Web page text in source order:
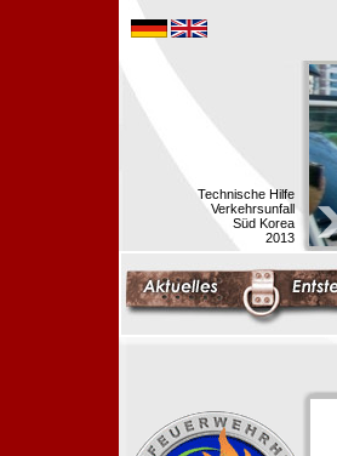
Technische Hilfe
Verkehrsunfall
Süd Korea
2013